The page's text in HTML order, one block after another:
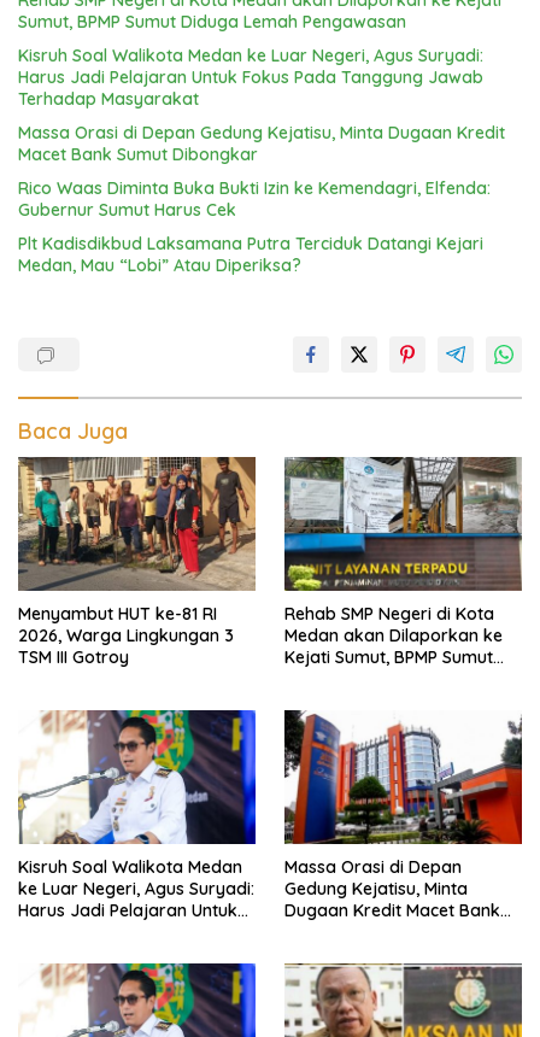
Sumut, BPMP Sumut Diduga Lemah Pengawasan
Kisruh Soal Walikota Medan ke Luar Negeri, Agus Suryadi:
Harus Jadi Pelajaran Untuk Fokus Pada Tanggung Jawab
Terhadap Masyarakat
Massa Orasi di Depan Gedung Kejatisu, Minta Dugaan Kredit
Macet Bank Sumut Dibongkar
Rico Waas Diminta Buka Bukti Izin ke Kemendagri, Elfenda:
Gubernur Sumut Harus Cek
Plt Kadisdikbud Laksamana Putra Terciduk Datangi Kejari
Medan, Mau “Lobi” Atau Diperiksa?
Baca Juga
Menyambut HUT ke-81 RI
2026, Warga Lingkungan 3
TSM III Gotroy
Rehab SMP Negeri di Kota
Medan akan Dilaporkan ke
Kejati Sumut, BPMP Sumut
Kisruh Soal Walikota Medan
ke Luar Negeri, Agus Suryadi:
Harus Jadi Pelajaran Untuk
Masyarakat
Massa Orasi di Depan
Gedung Kejatisu, Minta
Dugaan Kredit Macet Bank